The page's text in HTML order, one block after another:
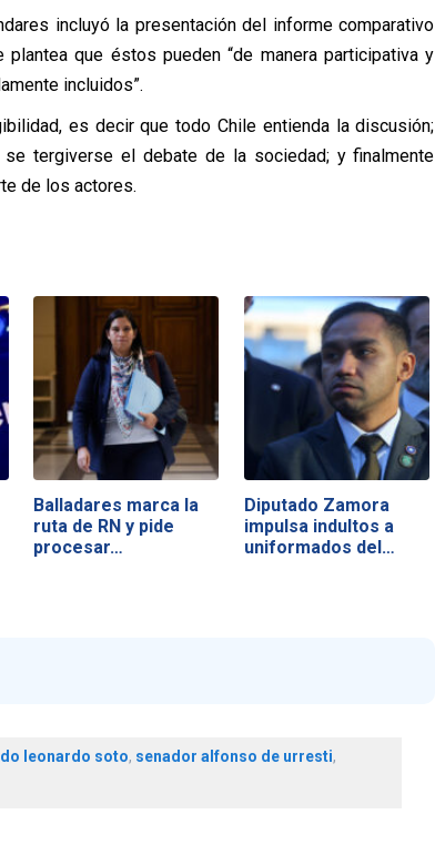
incluyó la presentación del informe comparativo
que éstos pueden “de manera participativa y
incluidos”.
es decir que todo Chile entienda la discusión;
tergiverse el debate de la sociedad; y finalmente
de los actores.
Balladares marca la
ruta de RN y pide
procesar…
Diputado Zamora
impulsa indultos a
uniformados del…
leonardo soto, senador alfonso de urresti,